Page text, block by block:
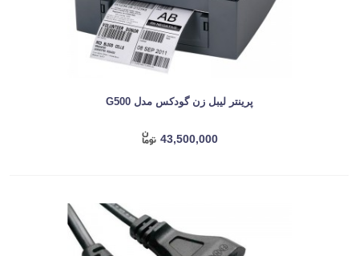
پرینتر لیبل زن گودکس مدل G500
43,500,000